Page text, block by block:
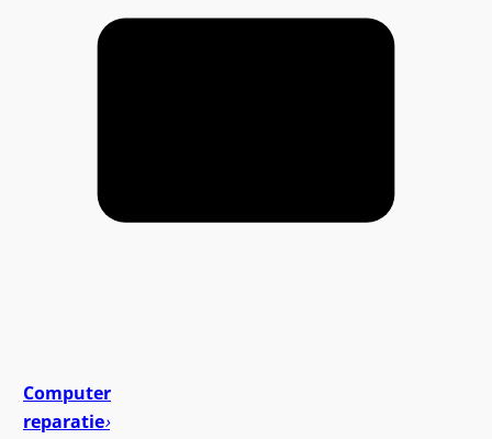
Computer
reparatie›